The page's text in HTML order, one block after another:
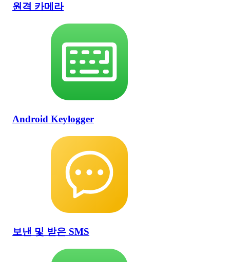
원격 카메라
Android Keylogger
보낸 및 받은 SMS